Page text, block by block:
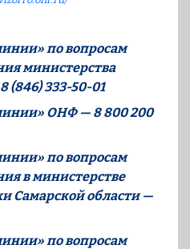
по вопросам
министерства
(846) 333-50-01
ОНФ — 8 800 200
по вопросам
в министерстве
Самарской области —
по вопросам